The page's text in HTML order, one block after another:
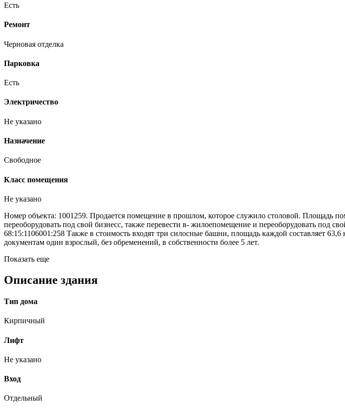
Есть
Ремонт
Черновая отделка
Парковка
Есть
Электричество
Не указано
Назначение
Свободное
Класс помещения
Не указано
Номер объекта: 1001259. Продается помещение в прошлом, которое служило столовой. Площадь
переоборудовать под свой бизнесс, также перевести в- жилоепомещение и переоборудовать под
68:15:1106001:258 Также в стоимость входят три силосные башни, площадь каждой составляет
документам один взрослый, без обременений, в собственности более 5 лет.
Показать еще
Описание здания
Тип дома
Кирпичный
Лифт
Не указано
Вход
Отдельный